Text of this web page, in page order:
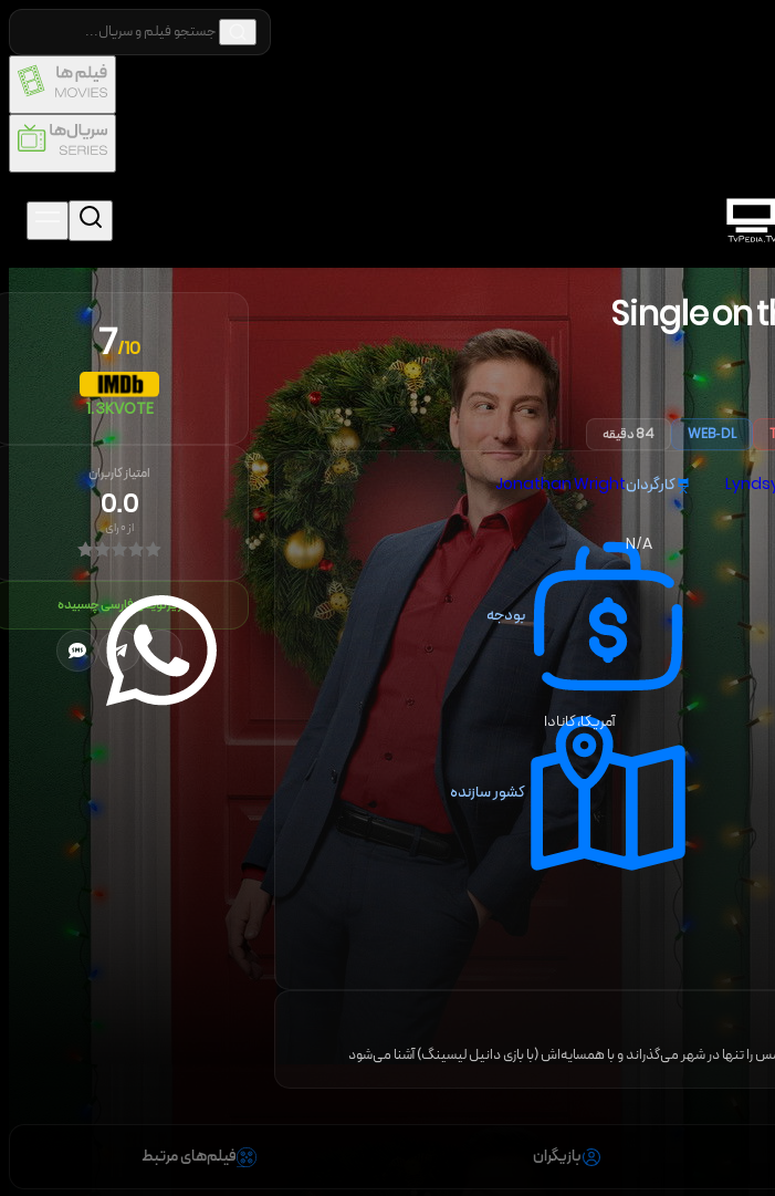
Single on
WEB-DL 84 دقیقه
کارگردانJonathan Wright
بودجه
N/A
کشور سازنده
آمریکا، کانادا
را تنها در شهر می‌گذراند و با همسایه‌اش (با بازی دانیل لیسینگ) آشنا می‌شود
7/10
1.3KVOTE
امتیاز کاربران
0.0
از۰رای
زیرنویس فارسی چسبیده
بازیگران فیلم‌های مرتبط